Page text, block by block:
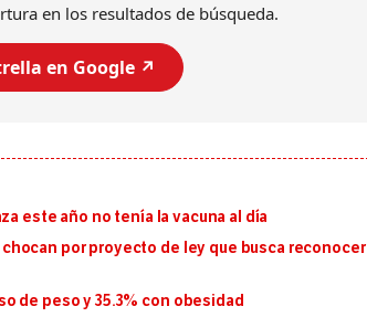
en los resultados de búsqueda.
en Google ↗️
este año no tenía la vacuna al día
por proyecto de ley que busca reconocer
de peso y 35.3% con obesidad
Un fuerte terremoto de magnitud
7,1 se registró este martes 28 de